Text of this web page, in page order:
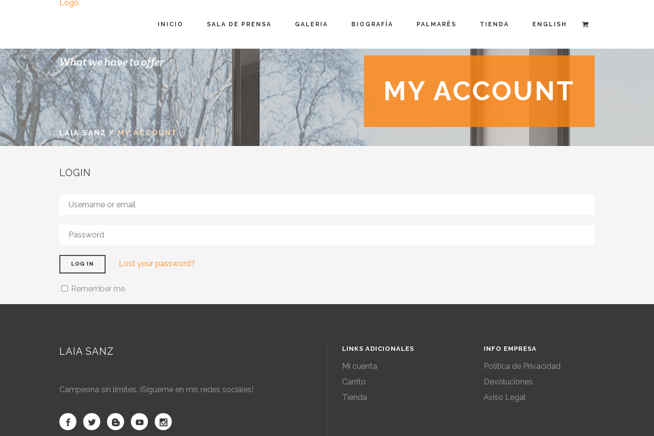
INICIO SALA DE PRENSA GALERIA BIOGRAFÍA PALMARÉS TIENDA ENGLISH
MY ACCOUNT
What we have to offer
LAIA SANZ /MY ACCOUNT
LOGIN
LOG IN Lost your password?
Remember me
LAIA SANZ
Campeona sin límites. ¡Sígueme en mis redes sociales!
LINKS ADICIONALES
Mi cuenta
Carrito
Tienda
INFO EMPRESA
Política de Privacidad
Devoluciones
Aviso Legal